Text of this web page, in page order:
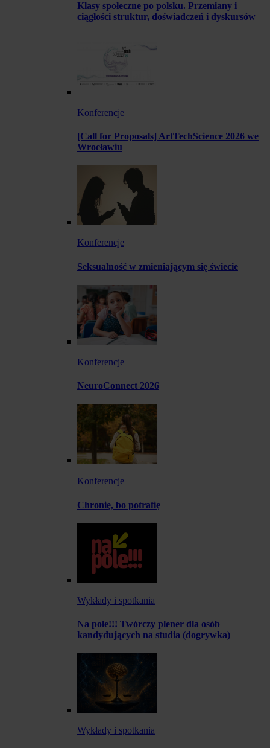
Klasy społeczne po polsku. Przemiany i
ciągłości struktur, doświadczeń i dyskursów
Konferencje
[Call for Proposals] ArtTechScience 2026 we
Wrocławiu
Konferencje
Seksualność w zmieniającym się świecie
Konferencje
NeuroConnect 2026
Konferencje
Chronię, bo potrafię
Wykłady i spotkania
Na pole!!! Twórczy plener dla osób
kandydujących na studia (dogrywka)
Wykłady i spotkania